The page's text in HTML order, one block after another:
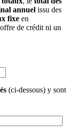
annuel issu des
fixe en
de crédit ni un
(ci‑dessous) y sont